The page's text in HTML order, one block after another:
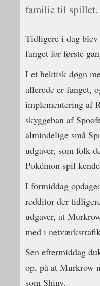
familie til spillet.
Tidligere i dag blev
fanget for første
I et hektisk døgn
allerede er fanget,
implementering af
skyggeban af
almindelige små
udgaver, som folk
Pokémon spil
I formiddag
redditor der
udgaver, at
med i
Sen eftermiddag
op, på at Murkrow
som Shiny.